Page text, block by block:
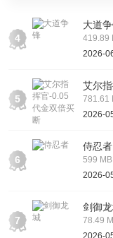
4
大道
419.89
2026-
5
艾尔
781.61
2026-
6
侍忍者
599 MB
2026-
7
剑御
78.49
2026-